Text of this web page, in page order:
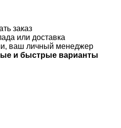
заказ
или доставка
ваш личный менеджер
и быстрые варианты